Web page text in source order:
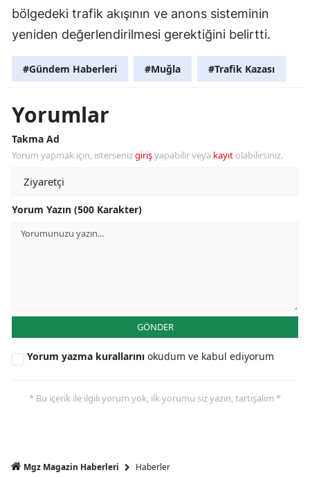
bölgedeki trafik akışının ve anons sisteminin
yeniden değerlendirilmesi gerektiğini belirtti.
#Gündem Haberleri #Muğla #Trafik Kazası
Yorumlar
Takma Ad
Yorum yapmak için, istersenizgirişyapabilir veya kayıt olabilirsiniz.
Yorum Yazın (500 Karakter)
GÖNDER
Yorum yazma kurallarını okudum ve kabul ediyorum
* Bu içerik ile ilgili yorum yok, ilk yorumu siz yazın, tartışalım *
Mgz Magazin Haberleri Haberler